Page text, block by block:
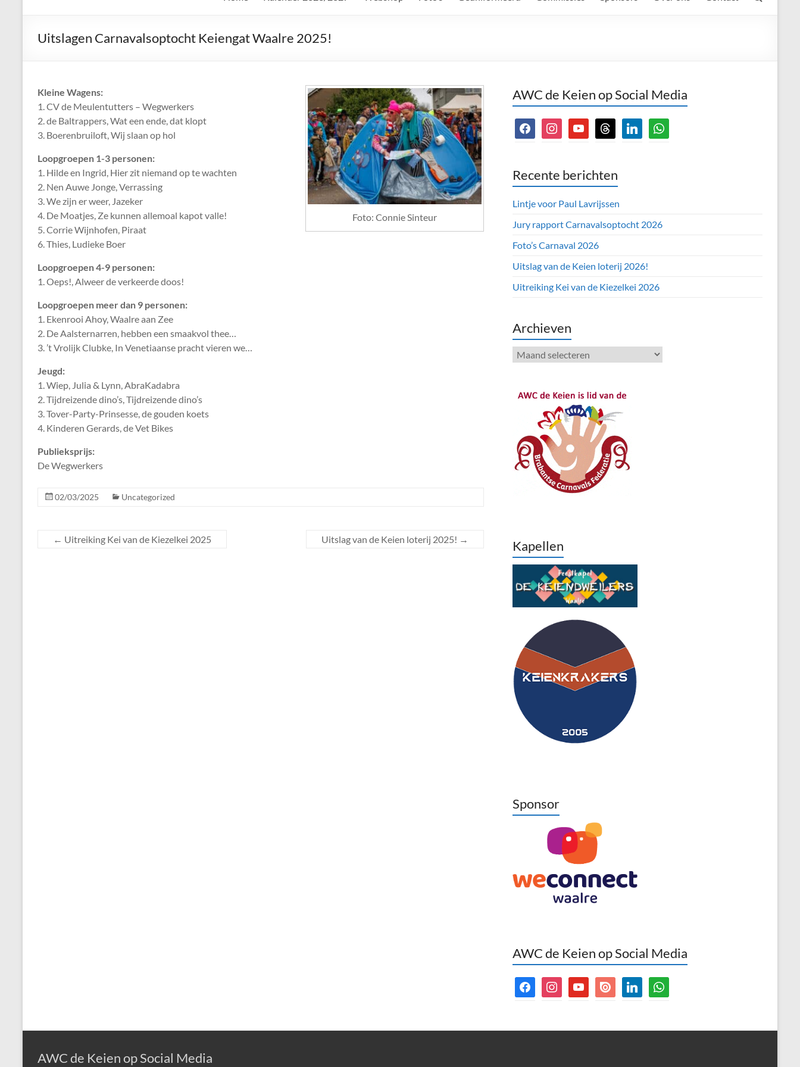
Keien
Carnavalsvereniging
De
Keien
Uitslagen Carnavalsoptocht Keiengat Waalre 2025!
Foto: Connie Sinteur
Kleine Wagens:
1. CV de Meulentutters – Wegwerkers
2. de Baltrappers, Wat een ende, dat klopt
3. Boerenbruiloft, Wij slaan op hol
Loopgroepen 1-3 personen:
1. Hilde en Ingrid, Hier zit niemand op te wachten
2. Nen Auwe Jonge, Verrassing
3. We zijn er weer, Jazeker
4. De Moatjes, Ze kunnen allemoal kapot valle!
5. Corrie Wijnhofen, Piraat
6. Thies, Ludieke Boer
Loopgroepen 4-9 personen:
1. Oeps!, Alweer de verkeerde doos!
Loopgroepen meer dan 9 personen:
1. Ekenrooi Ahoy, Waalre aan Zee
2. De Aalsternarren, hebben een smaakvol thee…
3. ’t Vrolijk Clubke, In Venetiaanse pracht vieren we…
Jeugd:
1. Wiep, Julia & Lynn, AbraKadabra
2. Tijdreizende dino’s, Tijdreizende dino’s
3. Tover-Party-Prinsesse, de gouden koets
4. Kinderen Gerards, de Vet Bikes
Publieksprijs:
De Wegwerkers
02/03/2025 Uncategorized
← Uitreiking Kei van de Kiezelkei 2025 Uitslag van de Keien loterij 2025! →
AWC de Keien op Social Media
facebookinstagramyoutubethreads linkedinwhatsapp
Recente berichten
Lintje voor Paul Lavrijssen
Jury rapport Carnavalsoptocht 2026
Foto’s Carnaval 2026
Uitslag van de Keien loterij 2026!
Uitreiking Kei van de Kiezelkei 2026
Archieven
Archieven
Kapellen
Sponsor
AWC de Keien op Social Media
facebookinstagramyoutubeissuu linkedinwhatsapp
AWC de Keien op Social Media